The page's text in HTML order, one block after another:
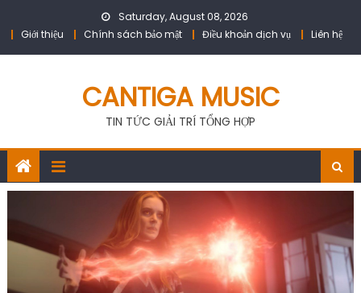
Saturday, August 08, 2026
Giới thiệu
Chính sách bảo mật Điều khoản dịch vụ Liên hệ
CANTIGA MUSIC
TIN TỨC GIẢI TRÍ TỔNG HỢP